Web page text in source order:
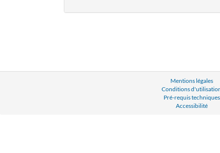
Mentions légales
Conditions
Pré-requis techniques
Accessibilité